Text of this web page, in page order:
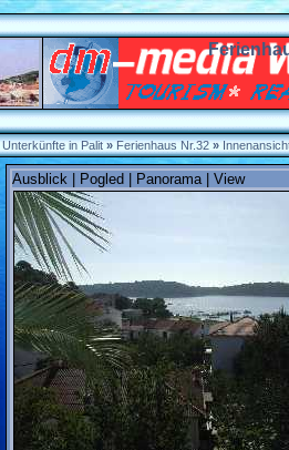
Unterkünfte in Palit » Ferienhaus Nr.32»
Ausblick | Pogled | Panorama | View